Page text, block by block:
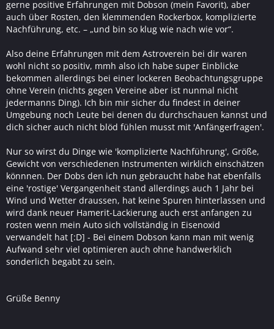
gerne positive Erfahrungen mit Dobson (mein Favorit), aber
auch über Rosten, den klemmenden Rockerbox, komplizierte
Nachführung, etc. – „und bin so klug wie nach wie vor“.
Also deine Erfahrungen mit dem Astroverein bei dir waren
wohl nicht so positiv, mmh also ich habe super Einblicke
bekommen allerdings bei einer lockeren Beobachtungsgruppe
ohne Verein (nichts gegen Vereine aber ist nunmal nicht
jedermanns Ding). Ich bin mir sicher du findest in deiner
Umgebung noch Leute bei denen du durchschauen kannst und
dich sicher auch nicht blöd fühlen musst mit 'Anfängerfragen'.
Nur so wirst du Dinge wie 'komplizierte Nachführung', Größe,
Gewicht von verschiedenen Instrumenten wirklich einschätzen
könnnen. Der Dobs den ich nun gebraucht habe hat ebenfalls
eine 'rostige' Vergangenheit stand allerdings auch 1 Jahr bei
Wind und Wetter draussen, hat keine Spuren hinterlassen und
wird dank neuer Hamerit-Lackierung auch erst anfangen zu
rosten wenn mein Auto sich vollständig in Eisenoxid
verwandelt hat [:D] - Bei einem Dobson kann man mit wenig
Aufwand sehr viel optimieren auch ohne handwerklich
sonderlich begabt zu sein.
Grüße Benny